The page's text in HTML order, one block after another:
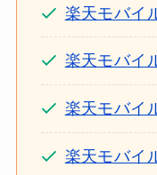
楽天モバイ
楽天モバイ
楽天モバイ
楽天モバイ